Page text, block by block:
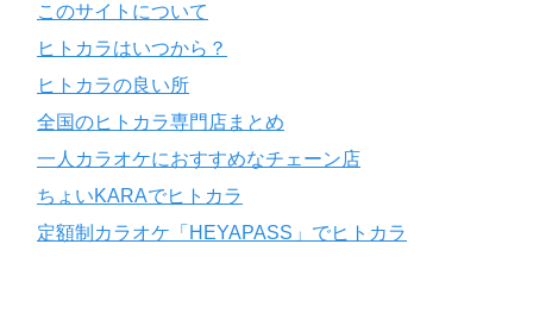
このサイトについて
ヒトカラはいつから？
ヒトカラの良い所
全国のヒトカラ専門店まとめ
一人カラオケにおすすめなチェーン店
ちょいKARAでヒトカラ
定額制カラオケ「HEYAPASS」でヒトカラ